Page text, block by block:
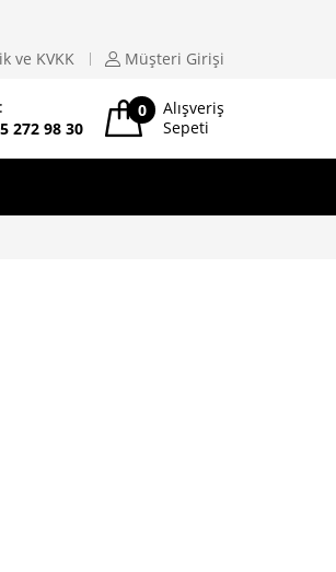
ve KVKK Müşteri Girişi
272 98 30
0
Alışveriş
Sepeti